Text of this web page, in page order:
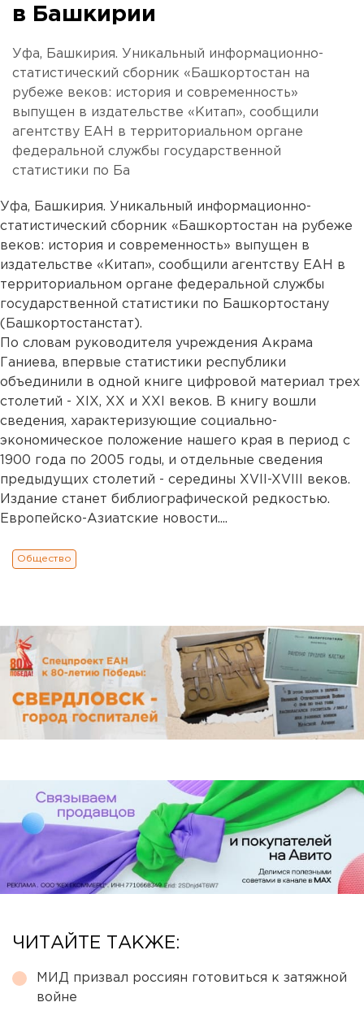
в Башкирии
Уфа, Башкирия. Уникальный информационно-
статистический сборник «Башкортостан на
рубеже веков: история и современность»
выпущен в издательстве «Китап», сообщили
агентству ЕАН в территориальном органе
федеральной службы государственной
статистики по Ба
Уфа, Башкирия. Уникальный информационно-
статистический сборник «Башкортостан на рубеже
веков: история и современность» выпущен в
издательстве «Китап», сообщили агентству ЕАН в
территориальном органе федеральной службы
государственной статистики по Башкортостану
(Башкортостанстат).
По словам руководителя учреждения Акрама
Ганиева, впервые статистики республики
объединили в одной книге цифровой материал трех
столетий - XIX, XX и XXI веков. В книгу вошли
сведения, характеризующие социально-
экономическое положение нашего края в период с
1900 года по 2005 годы, и отдельные сведения
предыдущих столетий - середины XVII-XVIII веков.
Издание станет библиографической редкостью.
Европейско-Азиатские новости....
Общество
ЧИТАЙТЕ ТАКЖЕ:
МИД призвал россиян готовиться к затяжной
войне